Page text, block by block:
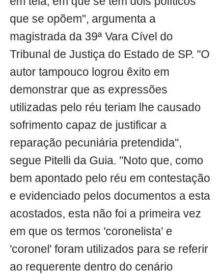
que se opõem", argumenta a
magistrada da 39ª Vara Cível do
Tribunal de Justiça do Estado de SP. "O
autor tampouco logrou êxito em
demonstrar que as expressões
utilizadas pelo réu teriam lhe causado
sofrimento capaz de justificar a
reparação pecuniária pretendida",
segue Pitelli da Guia. "Noto que, como
bem apontado pelo réu em contestação
e evidenciado pelos documentos a esta
acostados, esta não foi a primeira vez
em que os termos 'coronelista' e
'coronel' foram utilizados para se referir
ao requerente dentro do cenário